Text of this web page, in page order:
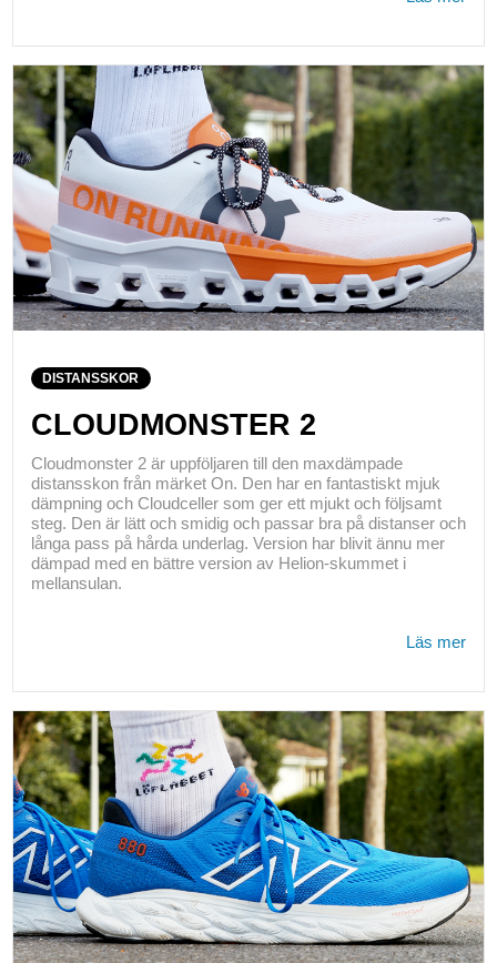
DISTANSSKOR
CLOUDMONSTER 2
Cloudmonster 2 är uppföljaren till den maxdämpade
distansskon från märket On. Den har en fantastiskt mjuk
dämpning och Cloudceller som ger ett mjukt och följsamt
steg. Den är lätt och smidig och passar bra på distanser och
långa pass på hårda underlag. Version har blivit ännu mer
dämpad med en bättre version av Helion-skummet i
mellansulan.
Läs mer